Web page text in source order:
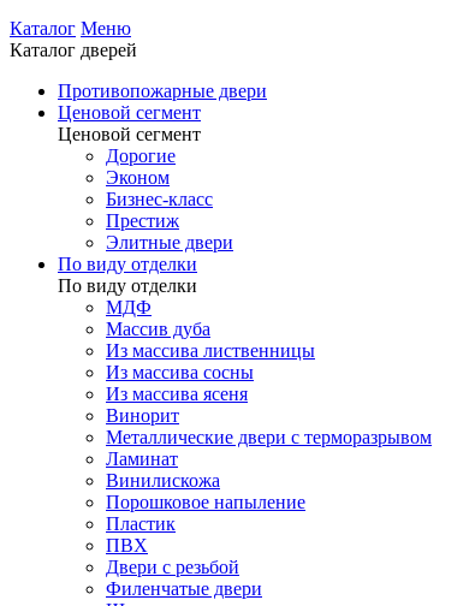
Каталог Меню
Каталог дверей
Противопожарные двери
Ценовой сегмент
Ценовой сегмент
Дорогие
Эконом
Бизнес-класс
Престиж
Элитные двери
По виду отделки
По виду отделки
МДФ
Массив дуба
Из массива лиственницы
Из массива сосны
Из массива ясеня
Винорит
Металлические двери с терморазрывом
Ламинат
Винилискожа
Порошковое напыление
Пластик
ПВХ
Двери с резьбой
Филенчатые двери